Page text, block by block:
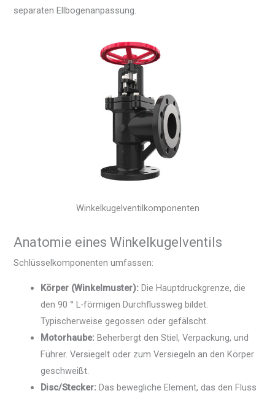
separaten Ellbogenanpassung.
Winkelkugelventilkomponenten
Anatomie eines Winkelkugelventils
Schlüsselkomponenten umfassen:
Körper (Winkelmuster): Die Hauptdruckgrenze, die
den 90 ° L-förmigen Durchflussweg bildet.
Typischerweise gegossen oder gefälscht.
Motorhaube: Beherbergt den Stiel, Verpackung, und
Führer. Versiegelt oder zum Versiegeln an den Körper
geschweißt.
Disc/Stecker: Das bewegliche Element, das den Fluss